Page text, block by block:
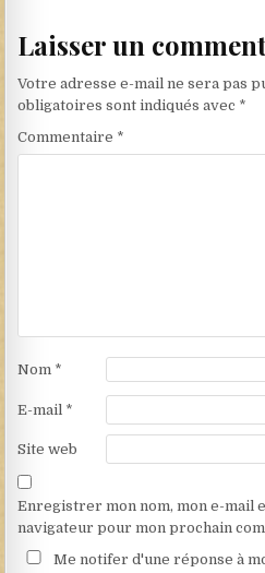
Laisser un
Votre adresse e-mail ne sera pas
obligatoires sont indiqués avec *
Commentaire *
Nom *
E-mail *
Site web
Enregistrer mon nom, mon e-mail
navigateur pour mon prochain
Me notifer d'une réponse à